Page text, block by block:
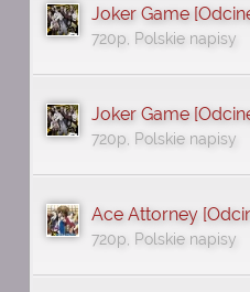
Joker Game
720p, Polskie napisy
Joker Game
720p, Polskie napisy
Ace Attorney
720p, Polskie napisy